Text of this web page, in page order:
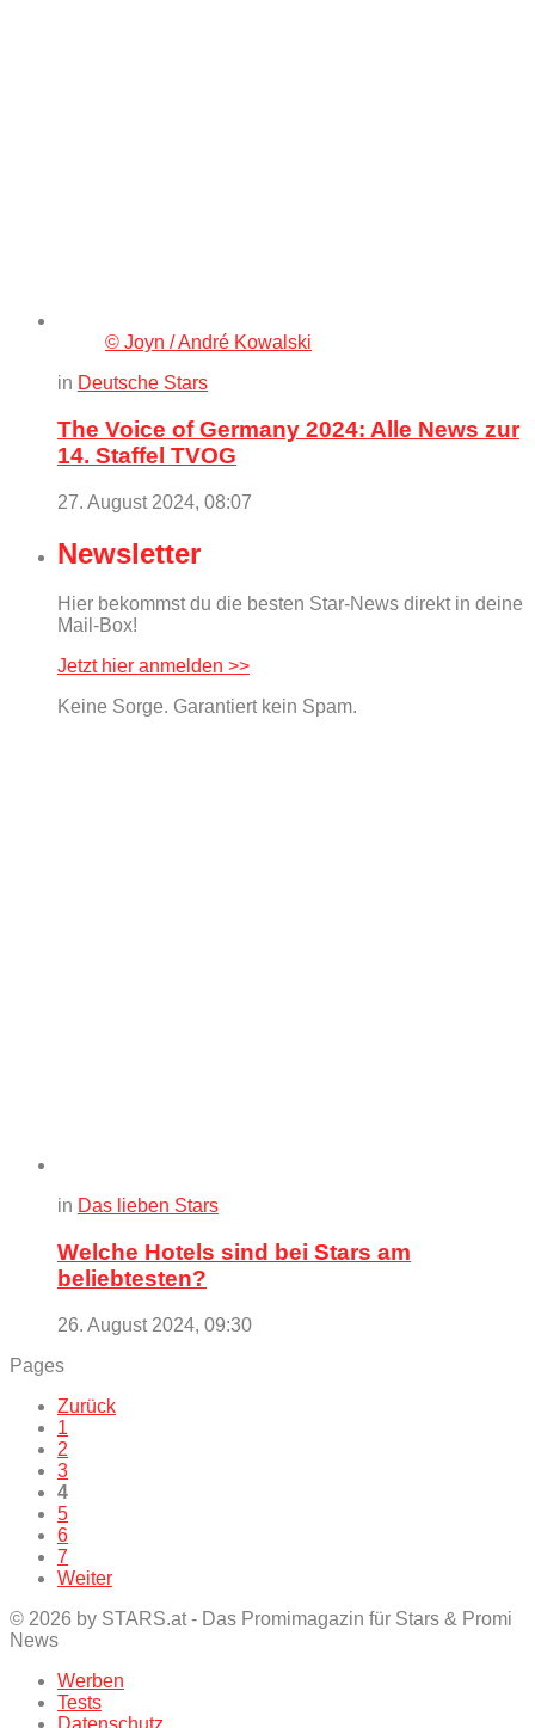
© Joyn / André Kowalski
in Deutsche Stars
The Voice of Germany 2024: Alle News zur
14. Staffel TVOG
27. August 2024, 08:07
Newsletter
Hier bekommst du die besten Star-News direkt in deine
Mail-Box!
Jetzt hier anmelden >>
Keine Sorge. Garantiert kein Spam.
in Das lieben Stars
Welche Hotels sind bei Stars am
beliebtesten?
26. August 2024, 09:30
Pages
Zurück
1
2
3
4
5
6
7
Weiter
© 2026 by STARS.at - Das Promimagazin für Stars & Promi
News
Werben
Tests
Datenschutz